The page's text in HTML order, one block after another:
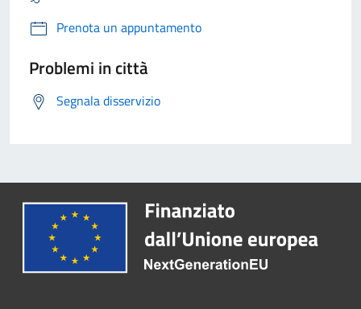
Prenota un appuntamento
Problemi in città
Segnala disservizio